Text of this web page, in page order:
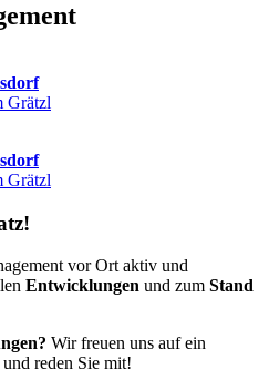
Grätzl
Grätzl
vor Ort aktiv und
Entwicklungen und zum Stand
Wir freuen uns auf ein
reden Sie mit!